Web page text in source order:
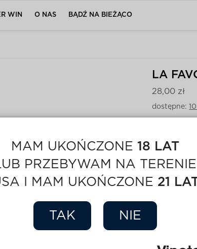
WIN O NAS BĄDŹ NA BIEŻĄCO
LA
28,00 zł
dostępne:
Parametry:
Kat.
MAM UKOŃCZONE 18 LAT
PRZEBYWAM NA TERENIE
I MAM UKOŃCZONE 21
TAK NIE